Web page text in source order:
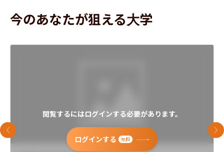
今のあなたが狙える大学
閲覧するにはログインする必要があります。
ログインする 無料
前のスライド 次